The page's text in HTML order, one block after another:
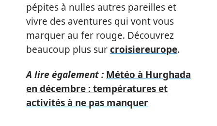
pépites à nulles autres pareilles et
vivre des aventures qui vont vous
marquer au fer rouge. Découvrez
beaucoup plus surcroisiereurope.
A lire également : Météo à Hurghada
en décembre : températures et
activités à ne pas manquer